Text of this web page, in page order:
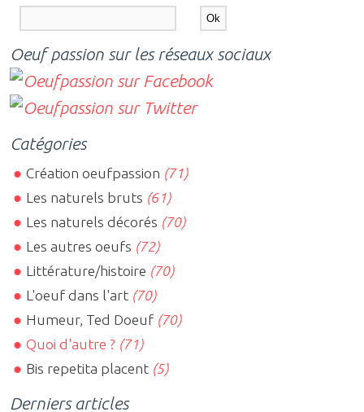
Oeuf passion sur les réseaux sociaux
Catégories
Création oeufpassion (71)
Les naturels bruts (61)
Les naturels décorés (70)
Les autres oeufs (72)
Littérature/histoire (70)
L'oeuf dans l'art (70)
Humeur, Ted Doeuf (70)
Quoi d'autre ? (71)
Bis repetita placent (5)
Derniers articles